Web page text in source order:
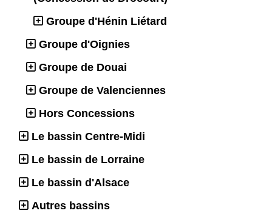
Groupe d'Hénin Liétard
Groupe d'Oignies
Groupe de Douai
Groupe de Valenciennes
Hors Concessions
Le bassin Centre-Midi
Le bassin de Lorraine
Le bassin d'Alsace
Autres bassins